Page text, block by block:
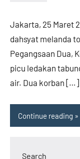
Jakarta, 25 Maret
dahsyat melanda
Pegangsaan Dua,
picu ledakan
air. Dua korban […]
Continue reading
Search